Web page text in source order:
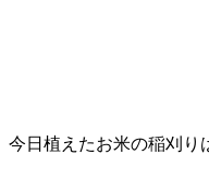
今日植えたお米の稲刈り